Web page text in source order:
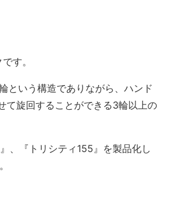
す。
という構造でありながら、ハンド
て旋回することができる3輪以上の
、『トリシティ155』を製品化し